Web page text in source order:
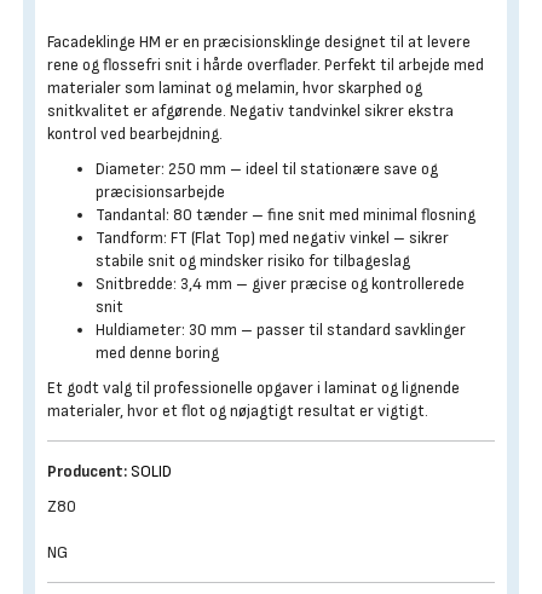
Facadeklinge HM er en præcisionsklinge designet til at levere
rene og flossefri snit i hårde overflader. Perfekt til arbejde med
materialer som laminat og melamin, hvor skarphed og
snitkvalitet er afgørende. Negativ tandvinkel sikrer ekstra
kontrol ved bearbejdning.
Diameter: 250 mm – ideel til stationære save og
præcisionsarbejde
Tandantal: 80 tænder – fine snit med minimal flosning
Tandform: FT (Flat Top) med negativ vinkel – sikrer
stabile snit og mindsker risiko for tilbageslag
Snitbredde: 3,4 mm – giver præcise og kontrollerede
snit
Huldiameter: 30 mm – passer til standard savklinger
med denne boring
Et godt valg til professionelle opgaver i laminat og lignende
materialer, hvor et flot og nøjagtigt resultat er vigtigt.
Producent: SOLID
Z80
NG